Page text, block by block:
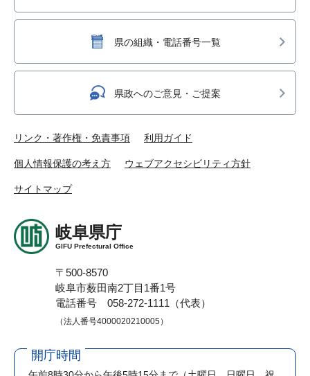
県の組織・電話番号一覧
県政へのご意見・ご提案
リンク・著作権・免責事項 利用ガイド
個人情報保護の考え方 ウェブアクセシビリティ方針
サイトマップ
岐阜県庁
GIFU Prefectural Office
〒500-8570
岐阜市薮田南2丁目1番1号
電話番号 058-272-1111（代表）
（法人番号4000020210005）
開庁時間